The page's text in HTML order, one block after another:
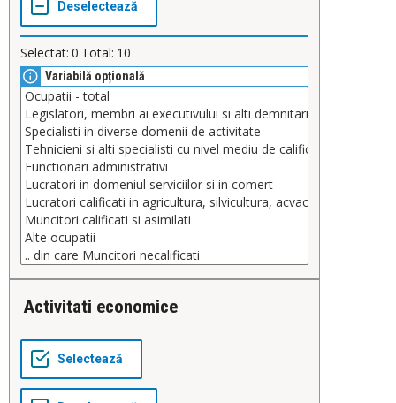
Selectat: 0 Total: 10
Variabilă opțională
Activitati economice